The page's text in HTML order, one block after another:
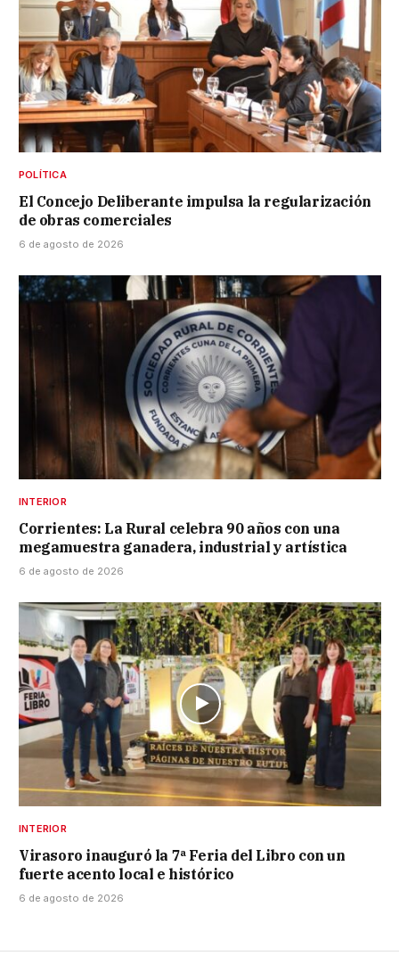
POLÍTICA
El Concejo Deliberante impulsa la regularización
de obras comerciales
6 de agosto de 2026
INTERIOR
Corrientes: La Rural celebra 90 años con una
megamuestra ganadera, industrial y artística
6 de agosto de 2026
INTERIOR
Virasoro inauguró la 7ª Feria del Libro con un
fuerte acento local e histórico
6 de agosto de 2026